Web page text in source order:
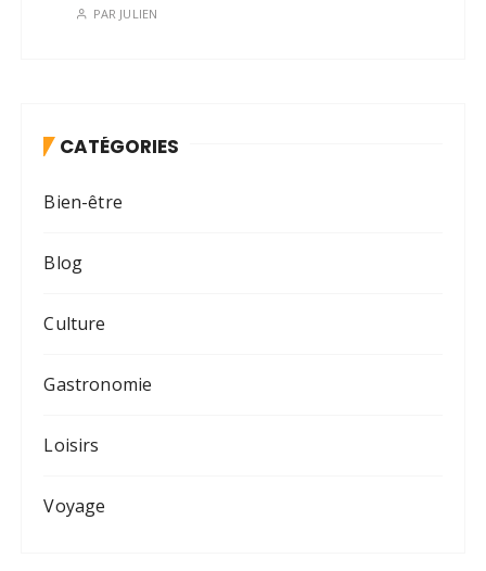
PAR JULIEN
CATÉGORIES
Bien-être
Blog
Culture
Gastronomie
Loisirs
Voyage